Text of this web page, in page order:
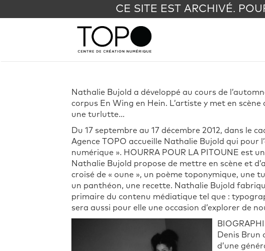
CE SITE EST ARCHIVÉ.
Nathalie Bujold a développé au cours de
corpus En Wing en Hein. L’artiste y met en
une turlutte…
Du 17 septembre au 17 décembre 2012, dans le
Agence TOPO accueille Nathalie Bujold qui pour
numérique ». HOURRA POUR LA PITOUNE est
Nathalie Bujold propose de mettre en scène et
croisé de « oune », un poème toponymique,
un panthéon, une recette. Nathalie Bujold
primaire du contenu médiatique tel que :
sera aussi pour elle une occasion d’explorer de
Denis Brun
d’une